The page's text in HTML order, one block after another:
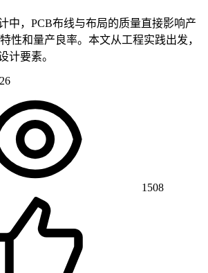
中，PCB布线与布局的质量直接影响产
性和量产良率。本文从工程实践出发，
计要素。
1508